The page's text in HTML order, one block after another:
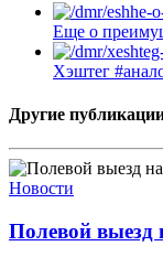
Еще о
Хэштег
Другие
Новости
Полевой выезд